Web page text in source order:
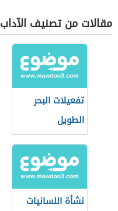
مقالات من تصنيف الآداب
تفعيلات البحر
الطويل
نشأة اللسانيات